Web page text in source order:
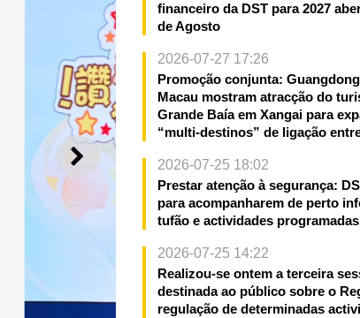
SEGUINTE
financeiro da DST para 2027
de Agosto
2026-07-27 17:26
Promoção conjunta:
Macau mostram atracção do
Grande Baía em Xangai para
“multi-destinos” de ligação
2026-07-25 18:02
Prestar atenção à segurança:
para acompanharem de perto
tufão e actividades programadas
2026-07-25 14:22
Realizou-se ontem a terceira
destinada ao público sobre o
regulação de determinadas